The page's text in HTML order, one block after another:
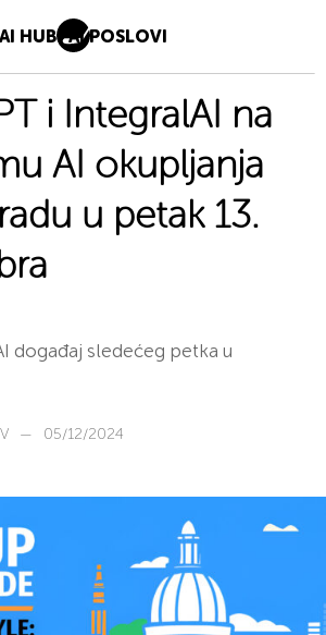
AI HUB AI POSLOVI
i IntegralAI na
AI okupljanja
u petak 13.
događaj sledećeg petka u
— 05/12/2024